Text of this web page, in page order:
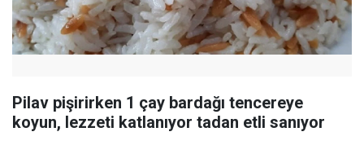
Pilav pişirirken 1 çay bardağı tencereye
koyun, lezzeti katlanıyor tadan etli sanıyor